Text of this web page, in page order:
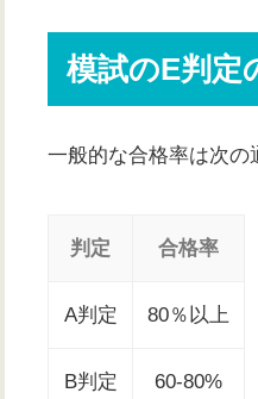
模試のE判定
一般的な合格率は次の
判定 合格率
A判定 80％以上
B判定 60-80%